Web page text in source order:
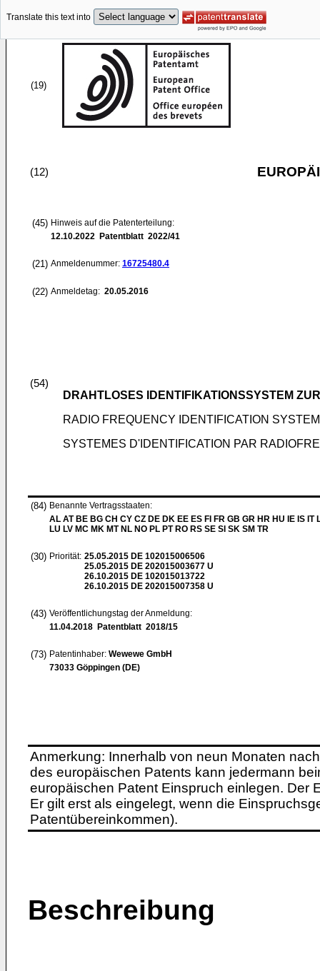
Translate this text into
(19)
(12)
(45) Hinweis auf die Patenterteilung:
12.10.2022 Patentblatt 2022/41
(21) Anmeldenummer: 16725480.4
(22) Anmeldetag: 20.05.2016
(54)
DRAHTLOSES IDENTIFIKATIONSSYSTEM
RADIO FREQUENCY IDENTIFICATION
SYSTEMES D'IDENTIFICATION PAR
(84) Benannte Vertragsstaaten:
AL AT BE BG CH CY CZ DE DK EE ES FI FR GB GR HR HU IE IS IT
LU LV MC MK MT NL NO PL PT RO RS SE SI SK SM TR
(30) Priorität: 25.05.2015 DE 102015006506
25.05.2015 DE 202015003677 U
26.10.2015 DE 102015013722
26.10.2015 DE 202015007358 U
(43) Veröffentlichungstag der Anmeldung:
11.04.2018 Patentblatt 2018/15
(73) Patentinhaber: Wewewe GmbH
73033 Göppingen (DE)
Anmerkung: Innerhalb von neun Monaten
des europäischen Patents kann jedermann
europäischen Patent Einspruch einlegen. Der
Er gilt erst als eingelegt, wenn die
Patentübereinkommen).
Beschreibung